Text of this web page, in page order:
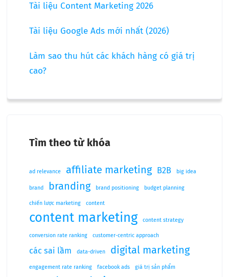
Tài liệu Content Marketing 2026
Tài liệu Google Ads mới nhất (2026)
Làm sao thu hút các khách hàng có giá trị
cao?
Tìm theo từ khóa
ad relevance affiliate marketing B2B big idea
brand branding brand positioning budget planning
chiến lược marketing content
content marketing content strategy
conversion rate ranking customer-centric approach
các sai lầm data-driven digital marketing
engagement rate ranking facebook ads giá trị sản phẩm